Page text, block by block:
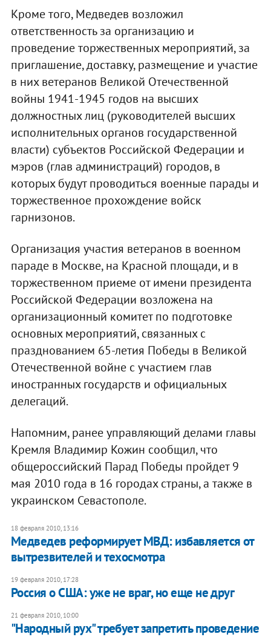
Кроме того, Медведев возложил
ответственность за организацию и
проведение торжественных мероприятий, за
приглашение, доставку, размещение и участие
в них ветеранов Великой Отечественной
войны 1941-1945 годов на высших
должностных лиц (руководителей высших
исполнительных органов государственной
власти) субъектов Российской Федерации и
мэров (глав администраций) городов, в
которых будут проводиться военные парады и
торжественное прохождение войск
гарнизонов.
Организация участия ветеранов в военном
параде в Москве, на Красной площади, и в
торжественном приеме от имени президента
Российской Федерации возложена на
организационный комитет по подготовке
основных мероприятий, связанных с
празднованием 65-летия Победы в Великой
Отечественной войне с участием глав
иностранных государств и официальных
делегаций.
Напомним, ранее управляющий делами главы
Кремля Владимир Кожин сообщил, что
общероссийский Парад Победы пройдет 9
мая 2010 года в 16 городах страны, а также в
украинском Севастополе.
18 февраля 2010, 13:16
Медведев реформирует МВД: избавляется от
вытрезвителей и техосмотра
19 февраля 2010, 17:28
Россия о США: уже не враг, но еще не друг
21 февраля 2010, 10:00
"Народный рух" требует запретить проведение